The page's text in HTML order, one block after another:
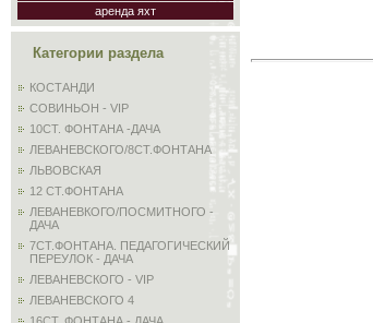
аренда яхт
Категории раздела
КОСТАНДИ
СОВИНЬОН - VIP
10СТ. ФОНТАНА -ДАЧА
ЛЕВАНЕВСКОГО/8СТ.ФОНТАНА
ЛЬВОВСКАЯ
12 СТ.ФОНТАНА
ЛЕВАНЕВКОГО/ПОСМИТНОГО -
ДАЧА
7СТ.ФОНТАНА. ПЕДАГОГИЧЕСКИЙ
ПЕРЕУЛОК - ДАЧА
ЛЕВАНЕВСКОГО - VIP
ЛЕВАНЕВСКОГО 4